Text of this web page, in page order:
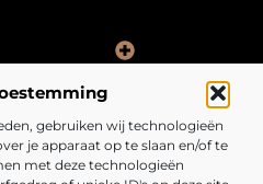
gebruiken wij technologieën
je apparaat op te slaan en/of te
met deze technologieën